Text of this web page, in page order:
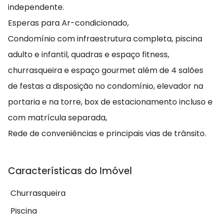
independente.
Esperas para Ar-condicionado,
Condomínio com infraestrutura completa, piscina
adulto e infantil, quadras e espaço fitness,
churrasqueira e espaço gourmet além de 4 salões
de festas a disposição no condomínio, elevador na
portaria e na torre, box de estacionamento incluso e
com matrícula separada,
Rede de conveniências e principais vias de trânsito.
Características do Imóvel
Churrasqueira
Piscina